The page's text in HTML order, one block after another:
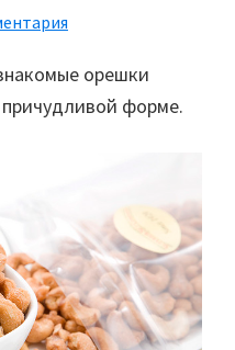
орешки
форме.